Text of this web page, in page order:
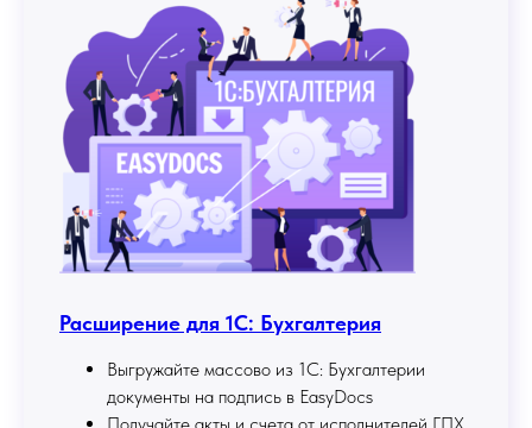
Расширение для 1С: Бухгалтерия
Выгружайте массово из 1С: Бухгалтерии
документы на подпись в EasyDocs